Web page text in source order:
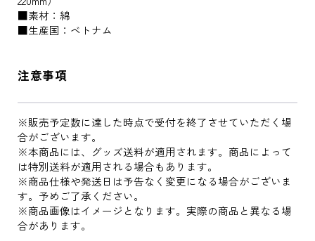
■素材：綿
■生産国：ベトナム
注意事項
※販売予定数に達した時点で受付を終了させていただく場
合がございます。
※本商品には、グッズ送料が適用されます。商品によって
は特別送料が適用される場合もあります。
※商品仕様や発送日は予告なく変更になる場合がございま
す。予めご了承ください。
※商品画像はイメージとなります。実際の商品と異なる場
合があります。